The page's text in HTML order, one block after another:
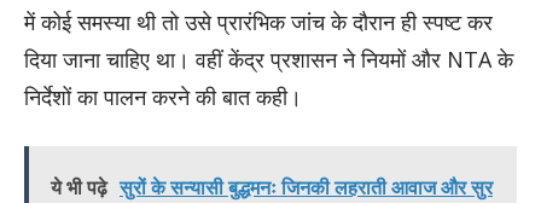
में कोई समस्या थी तो उसे प्रारंभिक जांच के दौरान ही स्पष्ट कर
दिया जाना चाहिए था। वहीं केंद्र प्रशासन ने नियमों और NTA के
निर्देशों का पालन करने की बात कही।
ये भी पढ़े सुरों के सन्यासी बुद्धमनः जिनकी लहराती आवाज और सुर